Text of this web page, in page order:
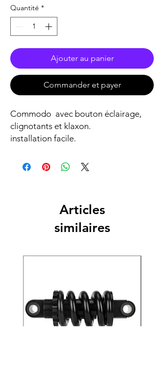
Quantité *
Ajouter au panier
Commander et payer
Commodo avec bouton éclairage,
clignotants et klaxon.
installation facile.
Articles
similaires